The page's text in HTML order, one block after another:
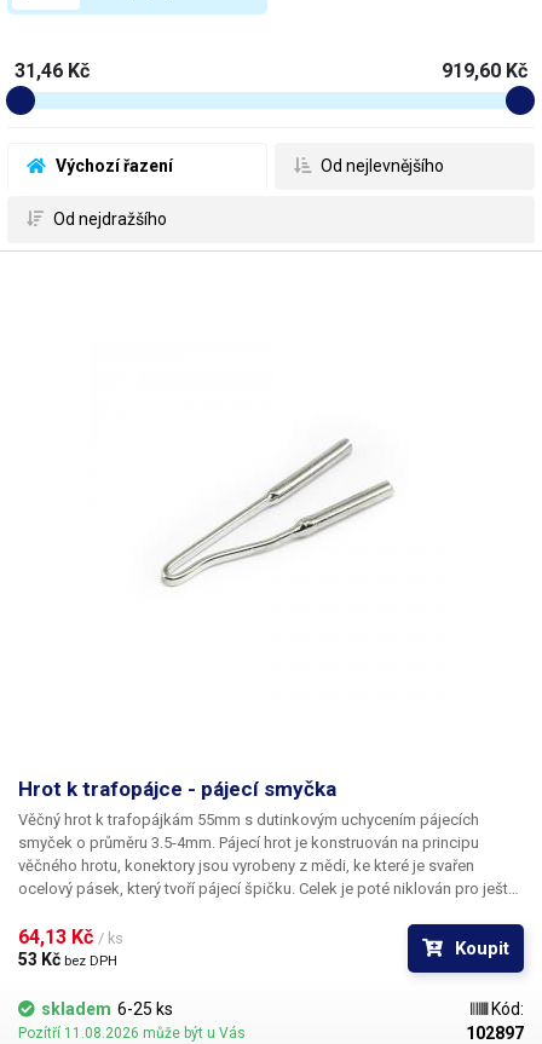
Výchozí řazení Od nejlevnějšího
Od nejdražšího
31,46 Kč 919,60 Kč
Hrot k trafopájce - pájecí smyčka
Věčný hrot k trafopájkám 55mm s dutinkovým uchycením pájecích
smyček o průměru 3.5-4mm. Pájecí hrot je konstruován na principu
věčného hrotu, konektory jsou vyrobeny z mědi, ke které je svařen
ocelový pásek, který tvoří pájecí špičku. Celek je poté niklován pro ještě
64,13 Kč / ks
53 Kč bez DPH
Koupit
skladem 6-25 ks
Pozítří 11.08.2026 může být u Vás
Kód:
102897